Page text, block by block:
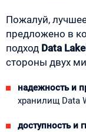
Пожалуй,
предложено в
подход Data
стороны двух
надежность и
хранилищ Data
доступность и